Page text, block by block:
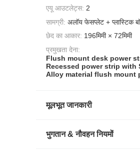
एयू आउटलेट्स: 2
सामग्री: अलॉय फेसप्लेट + प्लास्टिक
छेद का आकार: 196मिमी × 72मिमी
प्रमुखता देना:
Flush mount desk power
Recessed power strip with
Alloy material flush mount
मूलभूत जानकारी
भुगतान & नौवहन नियमों